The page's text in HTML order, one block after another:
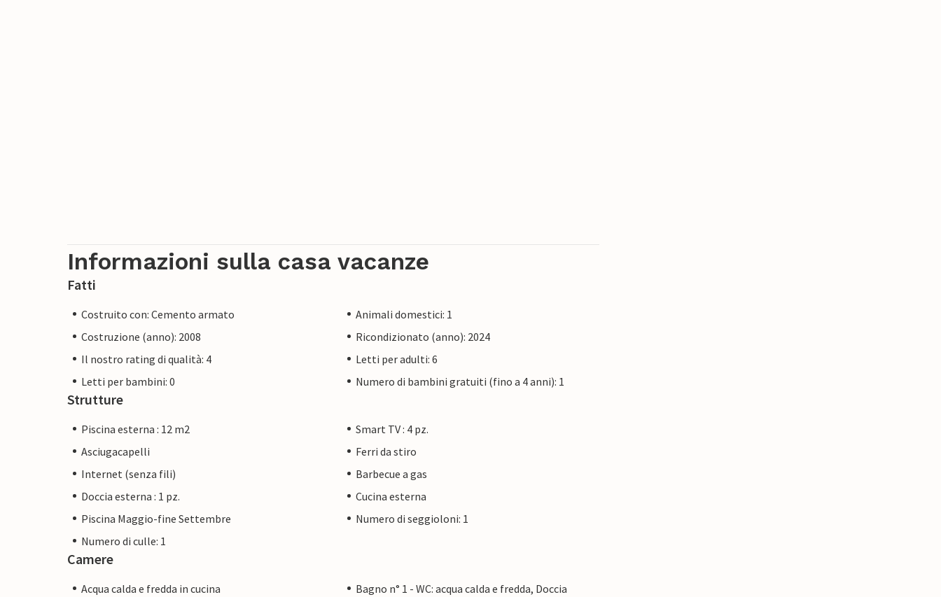
Informazioni sulla casa vacanze
Fatti
Costruito con: Cemento armato
Animali domestici: 1
Costruzione (anno): 2008
Ricondizionato (anno): 2024
Il nostro rating di qualità: 4
Letti per adulti: 6
Letti per bambini: 0
Numero di bambini gratuiti (fino a 4 anni): 1
Strutture
Piscina esterna : 12 m2
Smart TV : 4 pz.
Asciugacapelli
Ferri da stiro
Internet (senza fili)
Barbecue a gas
Doccia esterna : 1 pz.
Cucina esterna
Piscina Maggio-fine Settembre
Numero di seggioloni: 1
Numero di culle: 1
Camere
Acqua calda e fredda in cucina
Bagno n° 1 - WC: acqua calda e fredda, Doccia